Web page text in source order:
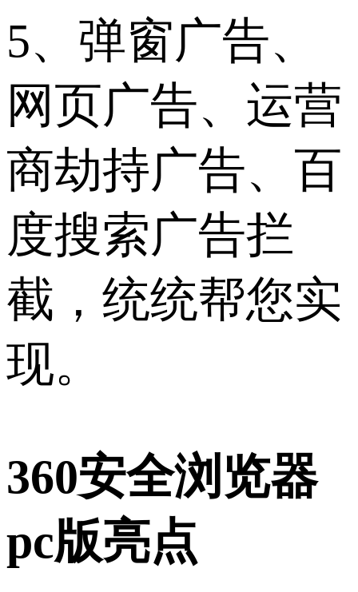
5、弹窗广告、
网页广告、运营
商劫持广告、百
度搜索广告拦
截，统统帮您实
现。
360安全浏览器
pc版亮点